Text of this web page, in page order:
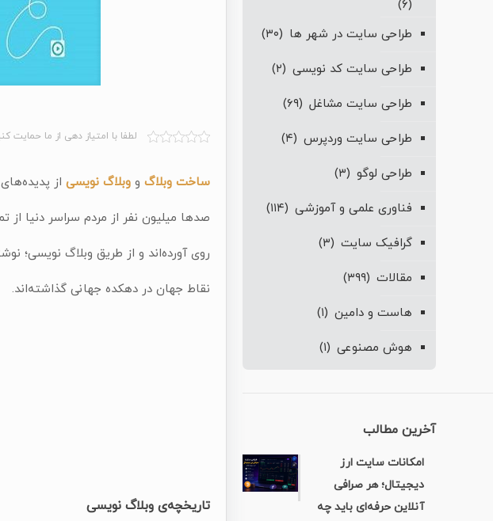
لطفا با امتیاز دهی از ما حمایت
ساخت وبلاگو وبلاگ نویسیاز
صدها میلیون نفر از مردم سراسر دنیا
روی آورده‌اند و از طریق وبلاگ نویسی؛
نقاط جهان در دهکده جهانی گذاشته‌اند.
تاریخچه‌ی وبلاگ نویسی
(۶)
طراحی سایت در شهر ها (۳۰)
طراحی سایت کد نویسی (۲)
طراحی سایت مشاغل (۶۹)
طراحی سایت وردپرس (۴)
طراحی لوگو (۳)
فناوری علمی و آموزشی (۱۱۴)
گرافیک سایت (۳)
مقالات (۳۹۹)
هاست و دامین (۱)
هوش مصنوعی (۱)
آخرین مطالب
امکانات سایت ارز
دیجیتال؛ هر صرافی
آنلاین حرفه‌ای باید چه